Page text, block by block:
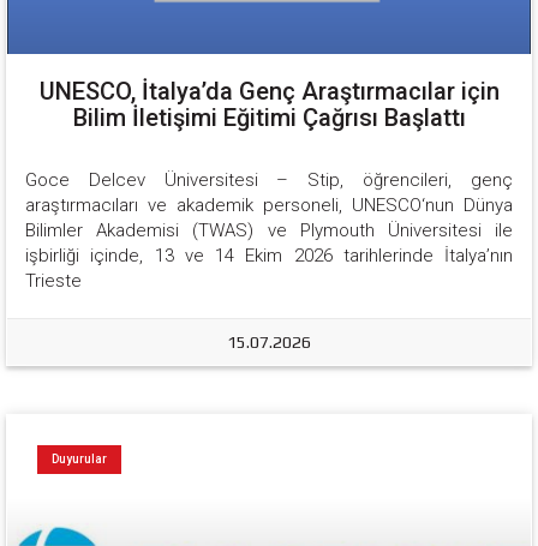
UNESCO, İtalya’da Genç Araştırmacılar için
Bilim İletişimi Eğitimi Çağrısı Başlattı
Goce Delcev Üniversitesi – Stip, öğrencileri, genç
araştırmacıları ve akademik personeli, UNESCO‘nun Dünya
Bilimler Akademisi (TWAS) ve Plymouth Üniversitesi ile
işbirliği içinde, 13 ve 14 Ekim 2026 tarihlerinde İtalya’nın
Trieste
15.07.2026
Duyurular